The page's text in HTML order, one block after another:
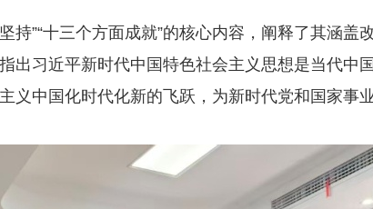
持”“十三个方面成就”的核心内容，阐释了其涵盖
出习近平新时代中国特色社会主义思想是当代中
中国化时代化新的飞跃，为新时代党和国家事